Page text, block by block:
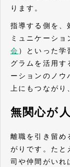
ります。
指導する側を、
ミュニケーショ
会 ）といった学
グラムを活用す
ーションのノウ
上にもつなが
無関心が
離職を引き留め
がりです。たと
司や仲間がいれ